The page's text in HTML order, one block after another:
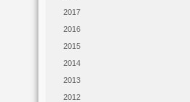
2017
2016
2015
2014
2013
2012